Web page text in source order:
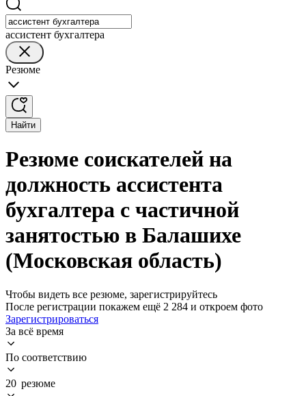
ассистент бухгалтера
Резюме
Найти
Резюме соискателей на
должность ассистента
бухгалтера с частичной
занятостью в Балашихе
(Московская область)
Чтобы видеть все резюме, зарегистрируйтесь
После регистрации покажем ещё 2 284 и откроем фото
Зарегистрироваться
За всё время
По соответствию
20 резюме